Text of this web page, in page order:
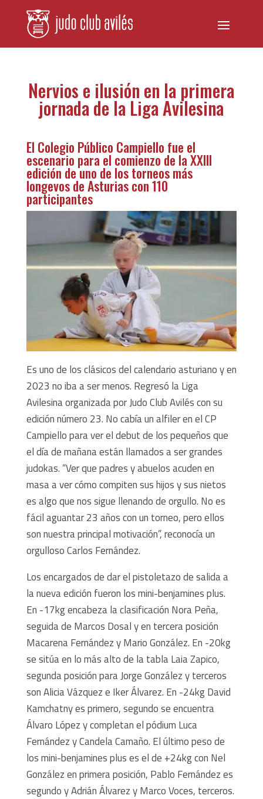
Nervios e ilusión en la primera
jornada de la Liga Avilesina
El Colegio Público Campiello fue el
escenario para el comienzo de la XXIII
edición de uno de los torneos más
longevos de Asturias con 110
participantes
Es uno de los clásicos del calendario asturiano y en
2023 no iba a ser menos. Regresó la Liga
Avilesina organizada por Judo Club Avilés con su
edición número 23. No cabía un alfiler en el CP
Campiello para ver el debut de los pequeños que
el día de mañana están llamados a ser grandes
judokas. “Ver que padres y abuelos acuden en
masa a ver cómo compiten sus hijos y sus nietos
es algo que nos sigue llenando de orgullo. No es
fácil aguantar 23 años con un torneo, pero ellos
son nuestra principal motivación”, reconocía un
orgulloso Carlos Fernández.
Los encargados de dar el pistoletazo de salida a
la nueva edición fueron los mini-benjamines plus.
En -17kg encabeza la clasificación Nora Peña,
seguida de Marcos Dosal y en tercera posición
Macarena Fernández y Mario González. En -20kg
se sitúa en lo más alto de la tabla Laia Zapico,
segunda posición para Jorge González y terceros
son Alicia Vázquez e Iker Álvarez. En -24kg David
Kamchatny es primero, segundo se encuentra
Álvaro López y completan el pódium Luca
Fernández y Candela Camaño. El último peso de
los mini-benjamines plus es el de +24kg con Nel
González en primera posición, Pablo Fernández es
segundo y Adrián Álvarez y Marco Voces, terceros.